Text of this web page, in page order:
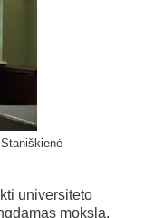
universiteto
mokslą,